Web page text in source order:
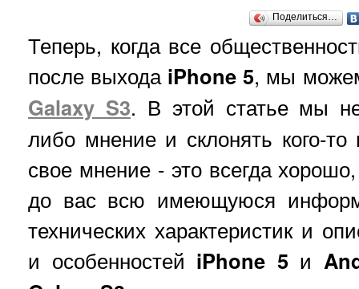
Поделиться…
Теперь, когда все
после выхода iPhone 5, мы
Galaxy S3. В этой статье мы
либо мнение и склонять кого-
свое мнение - это всегда
до вас всю имеющуюся
технических характеристик и
и особенностей iPhone 5и